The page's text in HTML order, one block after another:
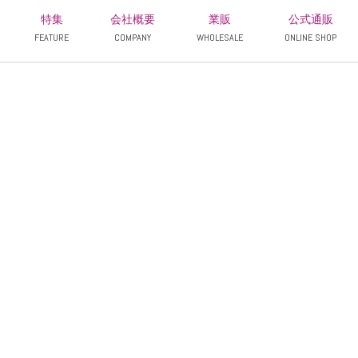
特集
FEATURE
会社概要
COMPANY
業販
WHOLESALE
公式通販
ONLINE SHOP